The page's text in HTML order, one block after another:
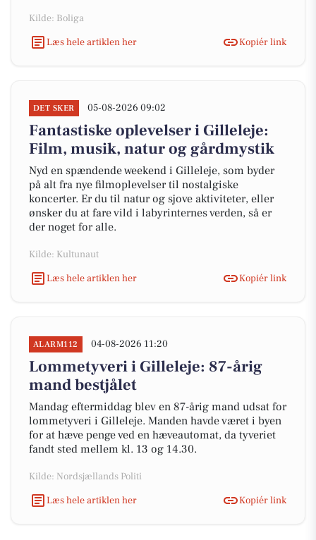
Kilde: Boliga
Læs hele artiklen her
Kopiér link
DET SKER 05-08-2026 09:02
Fantastiske oplevelser i Gilleleje:
Film, musik, natur og gårdmystik
Nyd en spændende weekend i Gilleleje, som byder
på alt fra nye filmoplevelser til nostalgiske
koncerter. Er du til natur og sjove aktiviteter, eller
ønsker du at fare vild i labyrinternes verden, så er
der noget for alle.
Kilde: Kultunaut
Læs hele artiklen her
Kopiér link
ALARM112 04-08-2026 11:20
Lommetyveri i Gilleleje: 87-årig
mand bestjålet
Mandag eftermiddag blev en 87-årig mand udsat for
lommetyveri i Gilleleje. Manden havde været i byen
for at hæve penge ved en hæveautomat, da tyveriet
fandt sted mellem kl. 13 og 14.30.
Kilde: Nordsjællands Politi
Læs hele artiklen her
Kopiér link